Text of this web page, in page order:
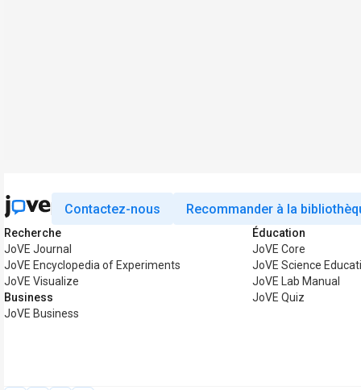
Contactez-nous Recommander à la
Recherche
JoVE Journal
JoVE Encyclopedia of Experiments
JoVE Visualize
Business
JoVE Business
Éducation
JoVE Core
JoVE Science
JoVE Lab Manual
JoVE Quiz